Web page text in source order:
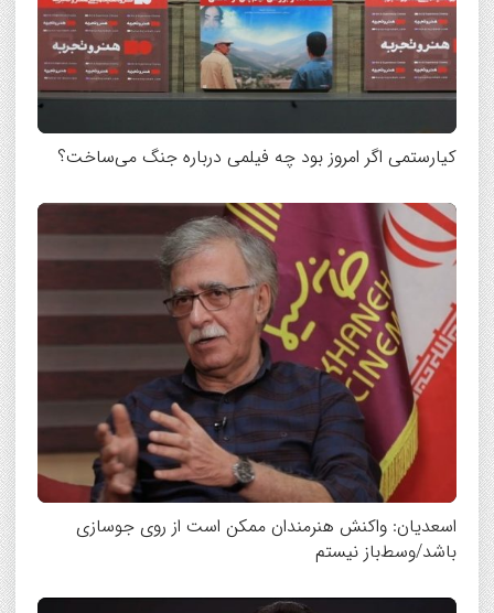
کیارستمی اگر امروز بود چه فیلمی درباره جنگ می‌ساخت؟
اسعدیان:‌ واکنش هنرمندان ممکن است از روی جوسازی
باشد/وسط‌باز نیستم